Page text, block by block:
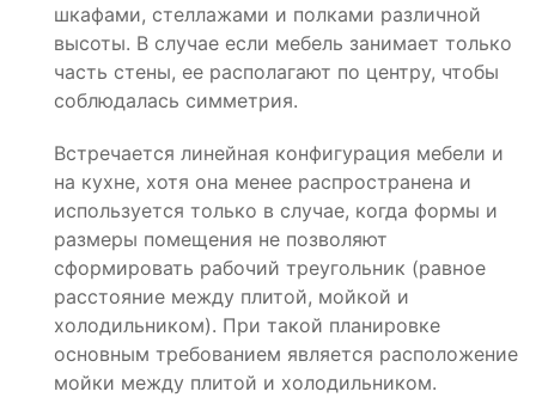
шкафами, стеллажами и полками различной
высоты. В случае если мебель занимает только
часть стены, ее располагают по центру, чтобы
соблюдалась симметрия.
Встречается линейная конфигурация мебели и
на кухне, хотя она менее распространена и
используется только в случае, когда формы и
размеры помещения не позволяют
сформировать рабочий треугольник (равное
расстояние между плитой, мойкой и
холодильником). При такой планировке
основным требованием является расположение
мойки между плитой и холодильником.